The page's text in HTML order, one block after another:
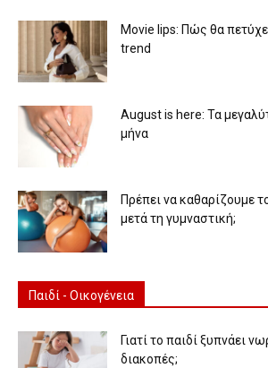
Movie lips: Πώς θα
trend
August is here: Τα
μήνα
Πρέπει να καθαρίζουμε
μετά τη γυμναστική;
Παιδί - Οικογένεια
Γιατί το παιδί ξυπνάει
διακοπές;